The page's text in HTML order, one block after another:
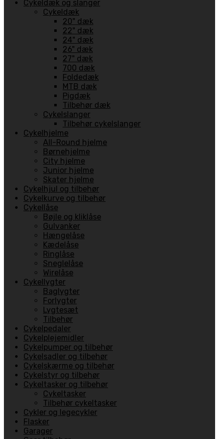
Cykeldæk og slanger
Cykeldæk
20" dæk
22" dæk
24" dæk
26" dæk
27" dæk
700 dæk
Foldedæk
MTB dæk
Pigdæk
Tilbehør dæk
Cykelslanger
Tilbehør cykelslanger
Cykelhjelme
All-Round hjelme
Børnehjelme
City hjelme
Junior hjelme
Skater hjelme
Cykelhjul og tilbehør
Cykelkurve og tilbehør
Cykellåse
Bøjle og kliklåse
Gulvanker
Hængelåse
Kædelåse
Ringlåse
Sneglelåse
Wirelåse
Cykellygter
Baglygter
Forlygter
Lygtesæt
Tilbehør
Cykelpedaler
Cykelplejemidler
Cykelpumper og tilbehør
Cykelsadler og tilbehør
Cykelskærme og tilbehør
Cykelstyr og tilbehør
Cykeltasker og tilbehør
Cykeltasker
Tilbehør cykeltasker
Cykler og legecykler
Flasker
Garager